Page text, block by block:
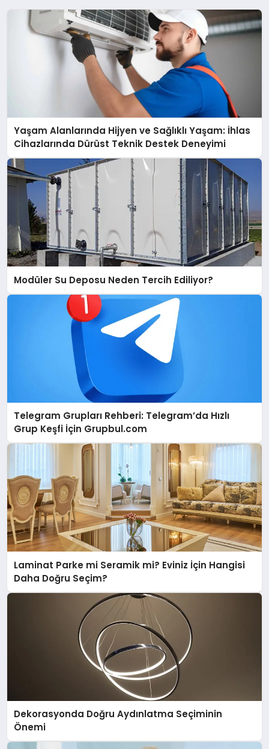
Yaşam Alanlarında Hijyen ve Sağlıklı Yaşam: İhlas
Cihazlarında Dürüst Teknik Destek Deneyimi
Modüler Su Deposu Neden Tercih Ediliyor?
Telegram Grupları Rehberi: Telegram’da Hızlı
Grup Keşfi İçin Grupbul.com
Laminat Parke mi Seramik mi? Eviniz İçin Hangisi
Daha Doğru Seçim?
Dekorasyonda Doğru Aydınlatma Seçiminin
Önemi